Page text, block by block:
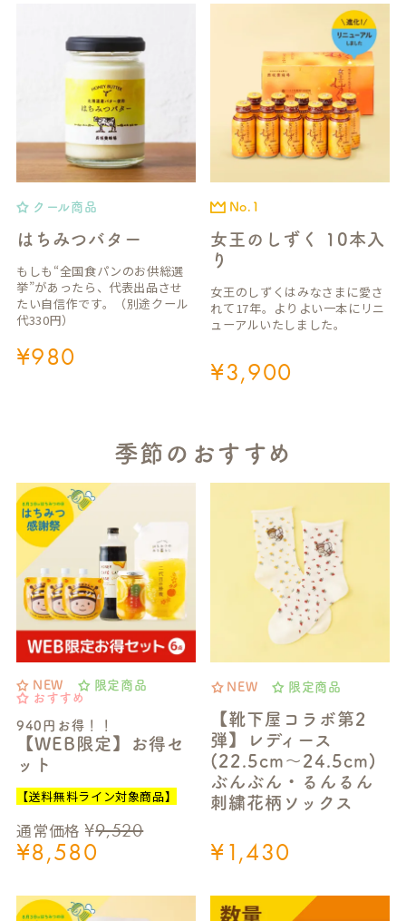
はちみつバター
クール商品
¥980
もしも“全国食パンのお供総選
挙”があったら、代表出品させ
たい自信作です。（別途クール
代330円）
女王のしずく 10本入
り
No.1
¥3,900
女王のしずくはみなさまに愛さ
れて17年。よりよい一本にリニ
ューアルいたしました。
季節のおすすめ
940円お得！！
【WEB限定】お得セ
ット
NEW
限定商品
おすすめ
通常価格 ¥9,520
¥8,580
【送料無料ライン対象商品】
【靴下屋コラボ第2
弾】レディース
(22.5cm～24.5cm)
ぶんぶん・るんるん
刺繍花柄ソックス
NEW 限定商品
¥1,430